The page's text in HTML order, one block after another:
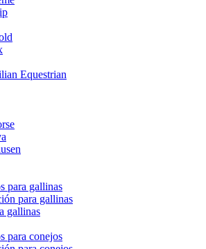
para gallinas
para gallinas
gallinas
para conejos